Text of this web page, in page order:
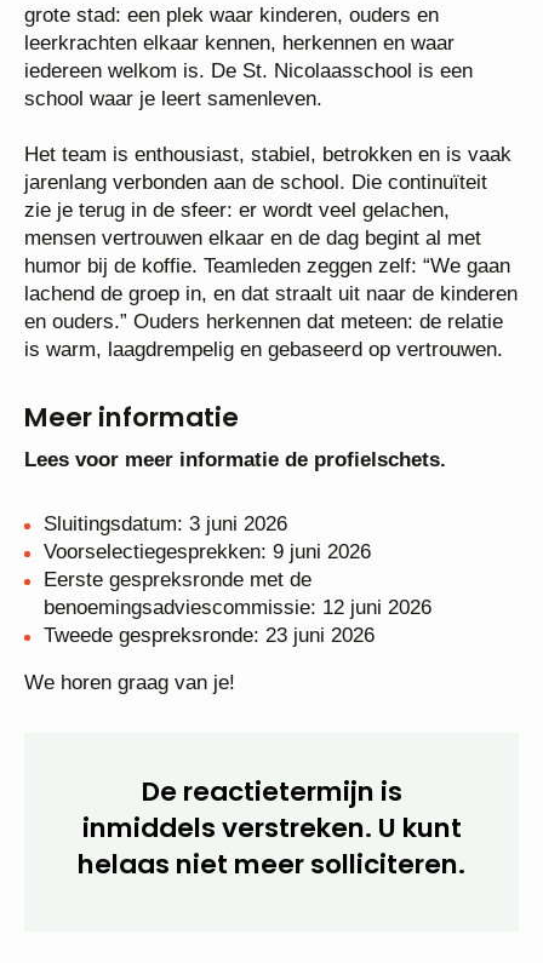
grote stad: een plek waar kinderen, ouders en
leerkrachten elkaar kennen, herkennen en waar
iedereen welkom is. De St. Nicolaasschool is een
school waar je leert samenleven.
Het team is enthousiast, stabiel, betrokken en is vaak
jarenlang verbonden aan de school. Die continuïteit
zie je terug in de sfeer: er wordt veel gelachen,
mensen vertrouwen elkaar en de dag begint al met
humor bij de koffie. Teamleden zeggen zelf: “We gaan
lachend de groep in, en dat straalt uit naar de kinderen
en ouders.” Ouders herkennen dat meteen: de relatie
is warm, laagdrempelig en gebaseerd op vertrouwen.
Meer informatie
Lees voor meer informatie de profielschets.
Sluitingsdatum: 3 juni 2026
Voorselectiegesprekken: 9 juni 2026
Eerste gespreksronde met de
benoemingsadviescommissie: 12 juni 2026
Tweede gespreksronde: 23 juni 2026
We horen graag van je!
De reactietermijn is
inmiddels verstreken. U kunt
helaas niet meer solliciteren.